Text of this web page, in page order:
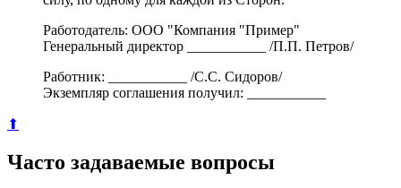
Работодатель: ООО "Компания "Пример"
Генеральный директор ___________ /П.П. Петров/
Работник: ___________ /С.С. Сидоров/
Экземпляр соглашения получил: ___________
⬆
Часто задаваемые вопросы